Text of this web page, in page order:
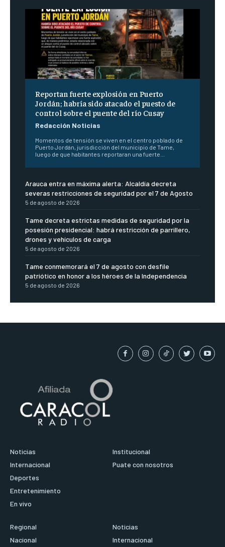
Reportan fuerte explosión en Puerto
Jordán; habría sido atacado el puesto de
control sobre el puente del río Cusay
Redacción Noticias
Momentos de tensión se viven en el centro poblado de
Puerto Jordán, jurisdicción del municipio de Tame,
luego de que habitantes reportaran una fuerte...
Arauca entra en máxima alerta: Alcaldía decreta
severas restricciones de seguridad por el 7 de Agosto
5 de agosto de 2026
Tame decreta estrictas medidas de seguridad por la
posesión presidencial: habrá restricción de parrillero,
drones y vehículos de carga
5 de agosto de 2026
Tame conmemorará el 7 de agosto con desfile
patriótico en honor a los héroes de la Independencia
5 de agosto de 2026
Noticias
Internacional
Deportes
Entretenimiento
En vivo
Institucional
Puate con nosotros
Regional
Nacional
Noticias
Internacional